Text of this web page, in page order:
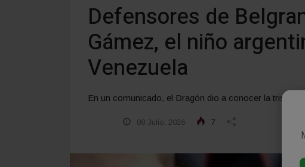
Defensores de
Gámez, el niño
Venezuela
En un comunicado, el Dragón dio a conocer la triste
08 Julio, 2026 7